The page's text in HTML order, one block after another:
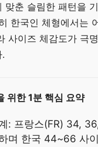
맞춘 슬림한 패턴을
한국인 체형에서는
사이즈 체감도가 극
위한 1분 핵심 요약
: 프랑스(FR) 34,
며 한국 44~66 사